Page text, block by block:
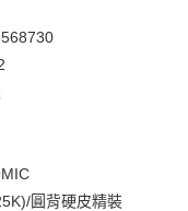
」】
到商品之後才付款」的支付方
、不需綁卡、不需儲值。
，簡訊認證，即可結帳。
服務後，再付款。
帳流程】
先享後付」後，將跳轉至
含以上)免運費
圓背硬皮精裝